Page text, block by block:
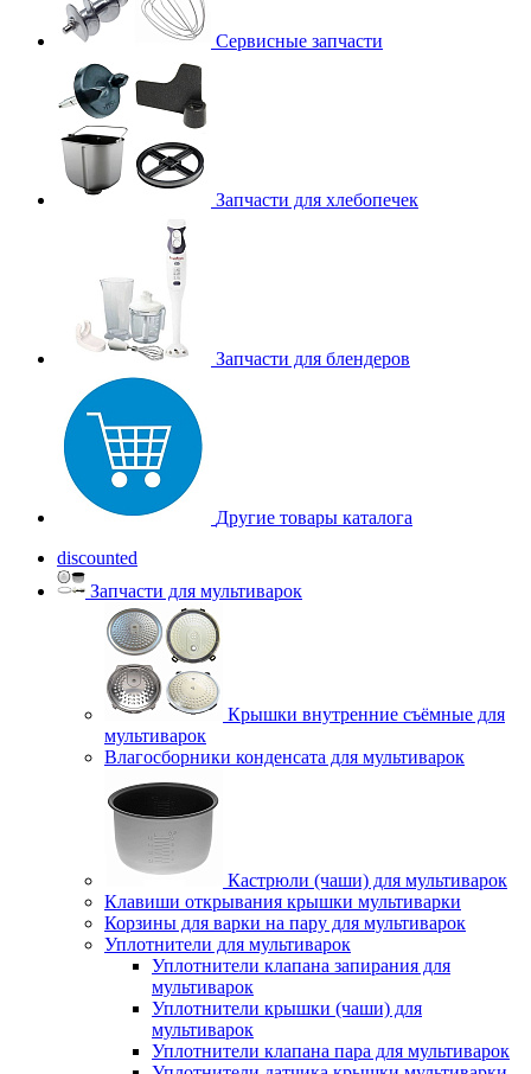
Сервисные запчасти
Запчасти для хлебопечек
Запчасти для блендеров
Другие товары каталога
discounted
Запчасти для мультиварок
Крышки внутренние съёмные для
мультиварок
Влагосборники конденсата для мультиварок
Кастрюли (чаши) для мультиварок
Клавиши открывания крышки мультиварки
Корзины для варки на пару для мультиварок
Уплотнители для мультиварок
Уплотнители клапана запирания для
мультиварок
Уплотнители крышки (чаши) для
мультиварок
Уплотнители клапана пара для мультиварок